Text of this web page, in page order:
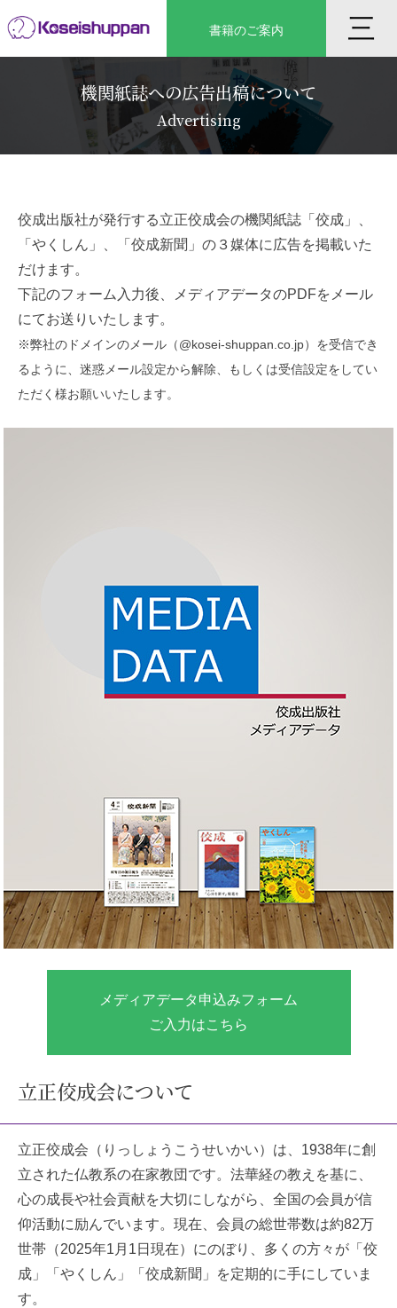
to
content
書籍のご案内 三
機関紙誌への広告出稿について
Advertising
佼成出版社が発行する立正佼成会の機関紙誌「佼成」、
「やくしん」、「佼成新聞」の３媒体に広告を掲載いた
だけます。
下記のフォーム入力後、メディアデータのPDFをメール
にてお送りいたします。
※弊社のドメインのメール（@kosei-shuppan.co.jp）を受信でき
るように、迷惑メール設定から解除、もしくは受信設定をしてい
ただく様お願いいたします。
メディアデータ申込みフォーム
ご入力はこちら
立正佼成会について
立正佼成会（りっしょうこうせいかい）は、1938年に創
立された仏教系の在家教団です。法華経の教えを基に、
心の成長や社会貢献を大切にしながら、全国の会員が信
仰活動に励んでいます。現在、会員の総世帯数は約82万
世帯（2025年1月1日現在）にのぼり、多くの方々が「佼
成」「やくしん」「佼成新聞」を定期的に手にしていま
す。